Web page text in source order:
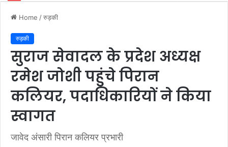
Home /रुड़की
रुड़की
सुराज सेवादल के प्रदेश अध्यक्ष
रमेश जोशी पहुंचे पिरान
कलियर, पदाधिकारियों ने किया
स्वागत
जावेद अंसारी पिरान कलियर प्रभारी